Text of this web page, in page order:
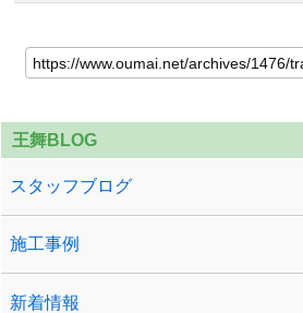
王舞BLOG
スタッフブログ
施工事例
新着情報